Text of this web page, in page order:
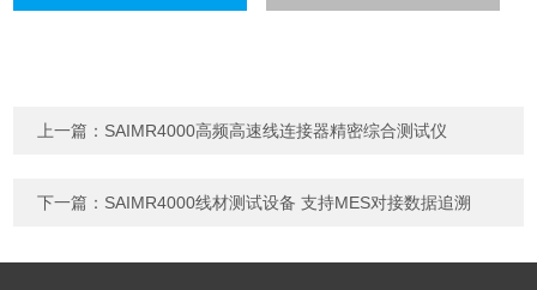
上一篇： SAIMR4000高频高速线连接器精密综合测试仪
下一篇： SAIMR4000线材测试设备 支持MES对接数据追溯